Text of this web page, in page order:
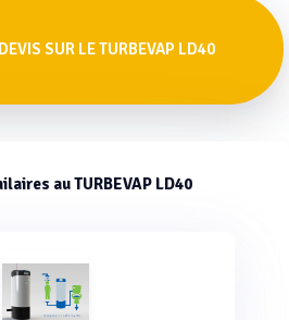
SUR LE TURBEVAP LD40
au TURBEVAP LD40